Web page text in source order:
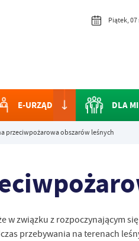
Piątek,
E-URZĄD DLA
przeciwpożarowa obszarów leśnych
w związku z rozpoczynającym
przebywania na terenach